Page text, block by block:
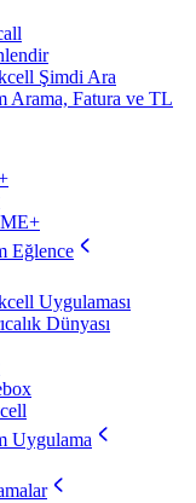
Şimdi Ara
Arama, Fatura ve TL
Eğlence
Uygulaması
Dünyası
Uygulama